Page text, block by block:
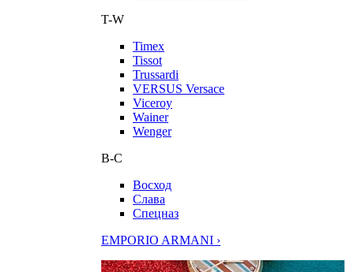
T-W
Timex
Tissot
Trussardi
VERSUS Versace
Viceroy
Wainer
Wenger
В-С
Восход
Слава
Спецназ
EMPORIO ARMANI ›